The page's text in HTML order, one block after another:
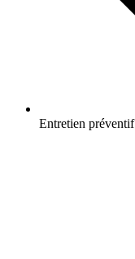
Entretien préventif